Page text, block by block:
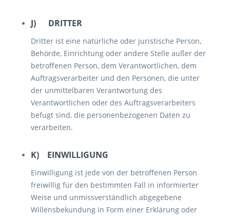
J) DRITTER
Dritter ist eine natürliche oder juristische Person,
Behörde, Einrichtung oder andere Stelle außer der
betroffenen Person, dem Verantwortlichen, dem
Auftragsverarbeiter und den Personen, die unter
der unmittelbaren Verantwortung des
Verantwortlichen oder des Auftragsverarbeiters
befugt sind, die personenbezogenen Daten zu
verarbeiten.
K) EINWILLIGUNG
Einwilligung ist jede von der betroffenen Person
freiwillig für den bestimmten Fall in informierter
Weise und unmissverständlich abgegebene
Willensbekundung in Form einer Erklärung oder